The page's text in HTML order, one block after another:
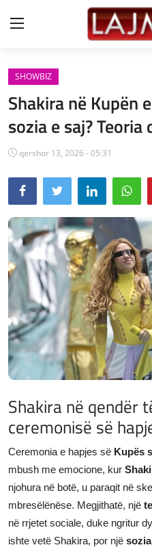
Shtëpi
LAJME MAQEDONI
SHQIPERI
KOSOVA
LAJME NGA BOTA
SHOWBIZ
SPORT
SHENDETI
JETA
Gallery
SHOWBIZ
Shakira në Kupën
sozia e saj? Teoria
qershor 13, 2026 - 05:31
Shakira në qendër
ceremonisë së
Ceremonia e hapjes së Kupës
mbush me emocione, kur
njohura në botë, u paraqit në
mbresëlënëse. Megjithatë, një
në rrjetet sociale, duke ngritur
ishte vetë Shakira, por një sozia